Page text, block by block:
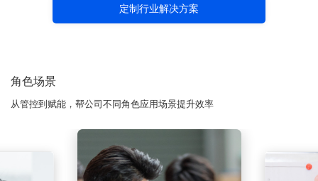
定制行业解决方案
角色场景
从管控到赋能，帮公司不同角色应用场景提升效率